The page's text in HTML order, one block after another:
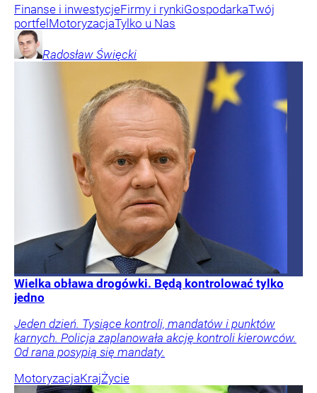
Finanse i inwestycjeFirmy i rynkiGospodarkaTwój
portfelMotoryzacjaTylko u Nas
Radosław Święcki
Wielka obława drogówki. Będą kontrolować tylko
jedno
Jeden dzień. Tysiące kontroli, mandatów i punktów
karnych. Policja zaplanowała akcję kontroli kierowców.
Od rana posypią się mandaty.
MotoryzacjaKrajŻycie